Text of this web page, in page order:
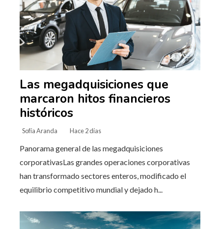
Las megadquisiciones que
marcaron hitos financieros
históricos
Sofía Aranda Hace 2 días
Panorama general de las megadquisiciones
corporativasLas grandes operaciones corporativas
han transformado sectores enteros, modificado el
equilibrio competitivo mundial y dejado h...